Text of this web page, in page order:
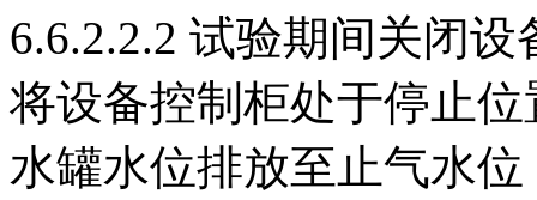
6.6.2.2.2 试验期间关闭
将设备控制柜处于停止
水罐水位排放至止气水